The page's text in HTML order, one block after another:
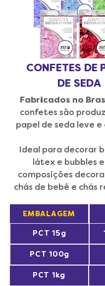
CONFETES DE
DE SEDA
Fabricados no
confetes são
papel de seda leve e
Ideal para decorar
látex e bubbles
composições
chás de bebê e chás
EMBALAGEM
PCT 15g
PCT 100g
PCT 1kg